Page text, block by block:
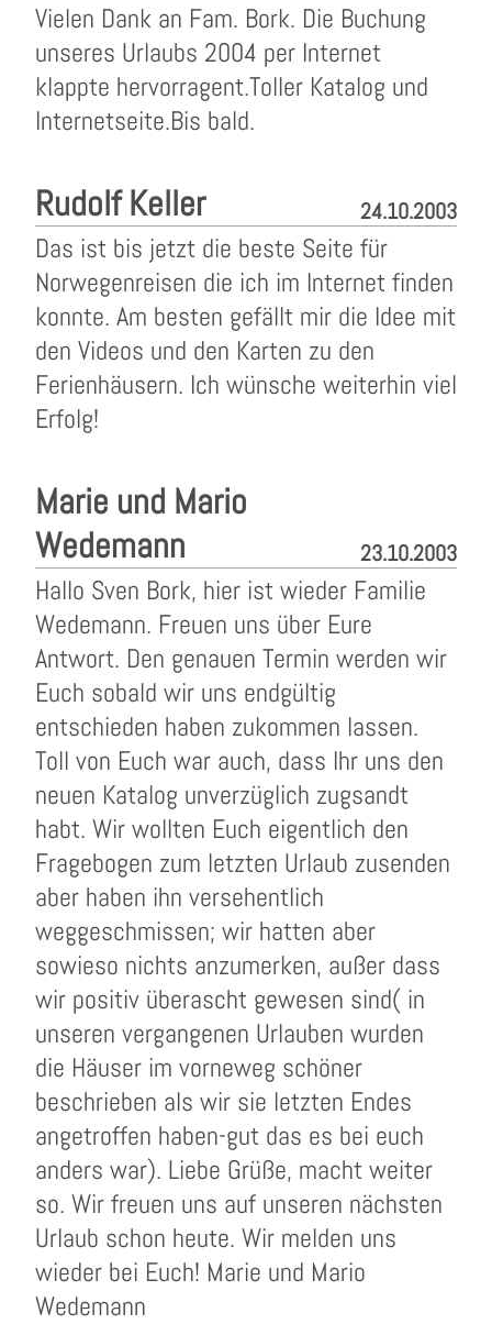
Vielen Dank an Fam. Bork. Die Buchung
unseres Urlaubs 2004 per Internet
klappte hervorragent.Toller Katalog und
Internetseite.Bis bald.
Rudolf Keller 24.10.2003
Das ist bis jetzt die beste Seite für
Norwegenreisen die ich im Internet finden
konnte. Am besten gefällt mir die Idee mit
den Videos und den Karten zu den
Ferienhäusern. Ich wünsche weiterhin viel
Erfolg!
Marie und Mario
Wedemann
23.10.2003
Hallo Sven Bork, hier ist wieder Familie
Wedemann. Freuen uns über Eure
Antwort. Den genauen Termin werden wir
Euch sobald wir uns endgültig
entschieden haben zukommen lassen.
Toll von Euch war auch, dass Ihr uns den
neuen Katalog unverzüglich zugsandt
habt. Wir wollten Euch eigentlich den
Fragebogen zum letzten Urlaub zusenden
aber haben ihn versehentlich
weggeschmissen; wir hatten aber
sowieso nichts anzumerken, außer dass
wir positiv überascht gewesen sind( in
unseren vergangenen Urlauben wurden
die Häuser im vorneweg schöner
beschrieben als wir sie letzten Endes
angetroffen haben-gut das es bei euch
anders war). Liebe Grüße, macht weiter
so. Wir freuen uns auf unseren nächsten
Urlaub schon heute. Wir melden uns
wieder bei Euch! Marie und Mario
Wedemann